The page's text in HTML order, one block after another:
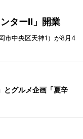
ターII」開業
市中央区天神1）が8月4
とグルメ企画「夏辛